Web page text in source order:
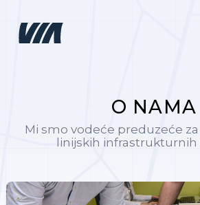
O NAMA
Mi smo vodeće preduzeće
linijskih infrastrukturnih